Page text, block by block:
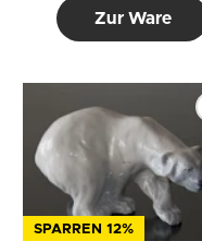
Zur Ware
SPARREN 12%